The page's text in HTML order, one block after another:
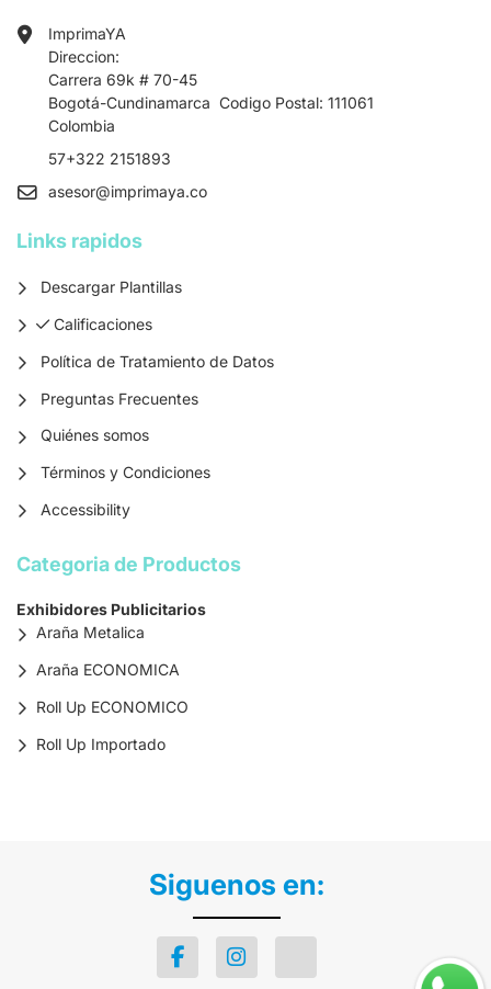
ImprimaYA
Direccion:
Carrera 69k # 70-45
Bogotá-Cundinamarca Codigo Postal: 111061
Colombia
57+322 2151893
asesor@imprimaya.co
Links rapidos
Descargar Plantillas
Calificaciones
Calificaciones
Política de Tratamiento de Datos
Preguntas Frecuentes
Quiénes somos
Términos y Condiciones
Accessibility
Categoria de Productos
Exhibidores Publicitarios
Araña Metalica
Araña ECONOMICA
Roll Up ECONOMICO
Roll Up Importado
Siguenos en: